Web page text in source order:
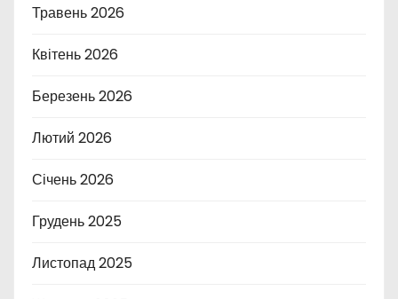
Травень 2026
Квітень 2026
Березень 2026
Лютий 2026
Січень 2026
Грудень 2025
Листопад 2025